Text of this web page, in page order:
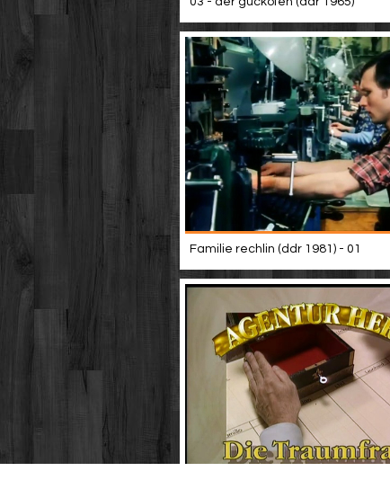
Familie rechlin (ddr 1981) - 01